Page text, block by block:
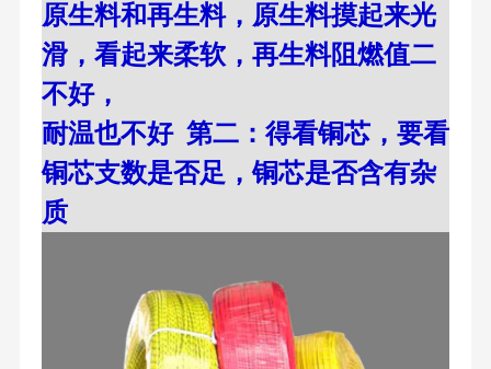
原生料和再生料，原生料摸起来光
滑，看起来柔软，再生料阻燃值二
不好，
耐温也不好 第二：得看铜芯，要看
铜芯支数是否足，铜芯是否含有杂
质